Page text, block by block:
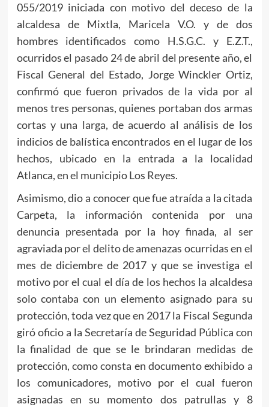
055/2019 iniciada con motivo del deceso de la
alcaldesa de Mixtla, Maricela V.O. y de dos
hombres identificados como H.S.G.C. y E.Z.T.,
ocurridos el pasado 24 de abril del presente año, el
Fiscal General del Estado, Jorge Winckler Ortiz,
confirmó que fueron privados de la vida por al
menos tres personas, quienes portaban dos armas
cortas y una larga, de acuerdo al análisis de los
indicios de balística encontrados en el lugar de los
hechos, ubicado en la entrada a la localidad
Atlanca, en el municipio Los Reyes.
Asimismo, dio a conocer que fue atraída a la citada
Carpeta, la información contenida por una
denuncia presentada por la hoy finada, al ser
agraviada por el delito de amenazas ocurridas en el
mes de diciembre de 2017 y que se investiga el
motivo por el cual el día de los hechos la alcaldesa
solo contaba con un elemento asignado para su
protección, toda vez que en 2017 la Fiscal Segunda
giró oficio a la Secretaría de Seguridad Pública con
la finalidad de que se le brindaran medidas de
protección, como consta en documento exhibido a
los comunicadores, motivo por el cual fueron
asignadas en su momento dos patrullas y 8